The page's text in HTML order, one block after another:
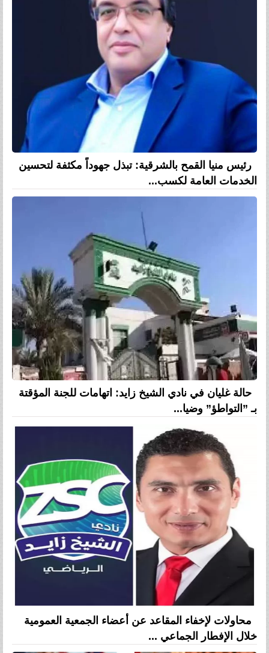
رئيس منيا القمح بالشرقية: تبذل جهوداً مكثفة لتحسين
الخدمات العامة لكسب...
حالة غليان في نادي الشيخ زايد: اتهامات للجنة المؤقتة
بـ ”التواطؤ” وضيا...
محاولات لإخفاء المقاعد عن أعضاء الجمعية العمومية
خلال الإفطار الجماعي ...